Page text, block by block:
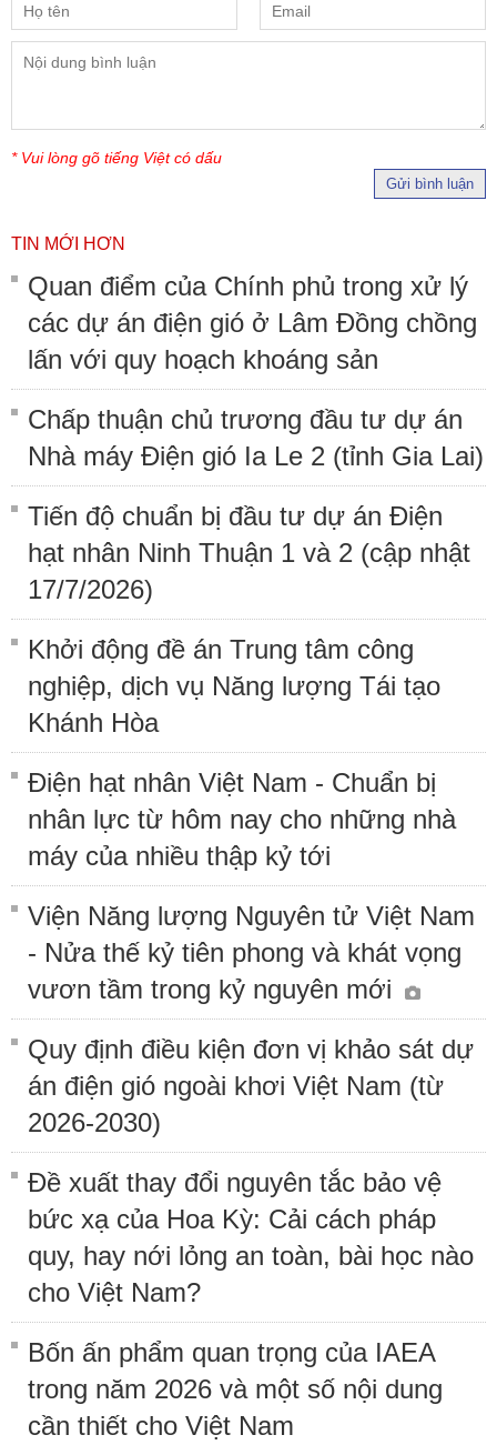
* Vui lòng gõ tiếng Việt có dấu
Gửi bình luận
TIN MỚI HƠN
Quan điểm của Chính phủ trong xử lý
các dự án điện gió ở Lâm Đồng chồng
lấn với quy hoạch khoáng sản
Chấp thuận chủ trương đầu tư dự án
Nhà máy Điện gió Ia Le 2 (tỉnh Gia Lai)
Tiến độ chuẩn bị đầu tư dự án Điện
hạt nhân Ninh Thuận 1 và 2 (cập nhật
17/7/2026)
Khởi động đề án Trung tâm công
nghiệp, dịch vụ Năng lượng Tái tạo
Khánh Hòa
Điện hạt nhân Việt Nam - Chuẩn bị
nhân lực từ hôm nay cho những nhà
máy của nhiều thập kỷ tới
Viện Năng lượng Nguyên tử Việt Nam
- Nửa thế kỷ tiên phong và khát vọng
vươn tầm trong kỷ nguyên mới
Quy định điều kiện đơn vị khảo sát dự
án điện gió ngoài khơi Việt Nam (từ
2026-2030)
Đề xuất thay đổi nguyên tắc bảo vệ
bức xạ của Hoa Kỳ: Cải cách pháp
quy, hay nới lỏng an toàn, bài học nào
cho Việt Nam?
Bốn ấn phẩm quan trọng của IAEA
trong năm 2026 và một số nội dung
cần thiết cho Việt Nam